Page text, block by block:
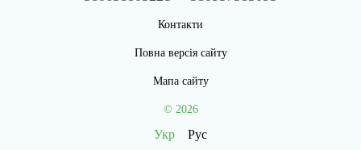
Контакти
Повна версія сайту
Мапа сайту
© 2026
Укр Рус